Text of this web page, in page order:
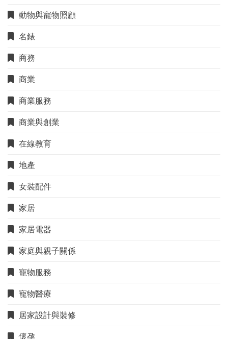
動物與寵物照顧
名錶
商務
商業
商業服務
商業與創業
在線教育
地產
女裝配件
家居
家居電器
家庭與親子關係
寵物服務
寵物醫療
居家設計與裝修
懷孕